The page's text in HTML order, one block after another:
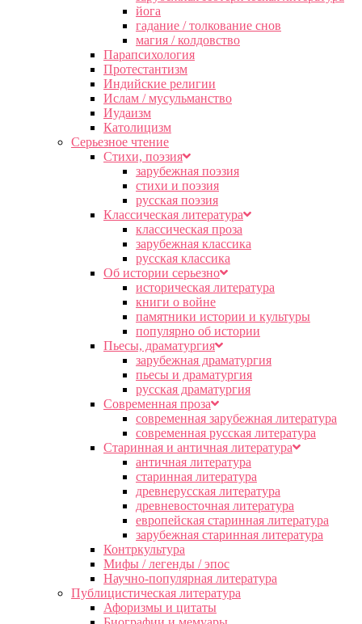
йога
гадание / толкование снов
магия / колдовство
Парапсихология
Протестантизм
Индийские религии
Ислам / мусульманство
Иудаизм
Католицизм
Серьезное чтение
Cтихи, поэзия
зарубежная поэзия
стихи и поэзия
русская поэзия
Классическая литература
классическая проза
зарубежная классика
русская классика
Об истории серьезно
историческая литература
книги о войне
памятники истории и культуры
популярно об истории
Пьесы, драматургия
зарубежная драматургия
пьесы и драматургия
русская драматургия
Современная проза
современная зарубежная литература
современная русская литература
Старинная и античная литература
античная литература
старинная литература
древнерусская литература
древневосточная литература
европейская старинная литература
зарубежная старинная литература
Контркультура
Мифы / легенды / эпос
Научно-популярная литература
Публицистическая литература
Афоризмы и цитаты